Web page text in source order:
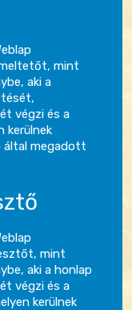
mint
aki a
végzi és a
kerülnek
által megadott
mint
aki a honlap
végzi és a
kerülnek